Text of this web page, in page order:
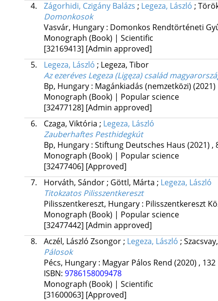
4.
Zágorhidi, Czigány Balázs ; Legeza, László ;
Domonkosok
Vasvár, Hungary : Domonkos Rendtörténeti
Monograph (Book) | Scientific
[32169413] [Admin approved]
5.
Legeza, László ; Legeza, Tibor
Az ezeréves Legeza (Ligęza) család
Bp, Hungary : Magánkiadás (nemzetközi) (2021)
Monograph (Book) | Popular science
[32477128] [Admin approved]
6.
Czaga, Viktória ; Legeza, László
Zauberhaftes Pesthidegkút
Bp, Hungary : Stiftung Deutsches Haus (2021) ,
Monograph (Book) | Popular science
[32477406] [Approved]
7.
Horváth, Sándor; Göttl, Márta ; Legeza, László
Titokzatos Pilisszentkereszt
Pilisszentkereszt, Hungary : Pilisszentkereszt
Monograph (Book) | Popular science
[32477442] [Admin approved]
8.
Aczél, László Zsongor; Legeza, László ;
Pálosok
Pécs, Hungary : Magyar Pálos Rend (2020) , 132
ISBN: 9786158009478
Monograph (Book) | Scientific
[31600063] [Approved]